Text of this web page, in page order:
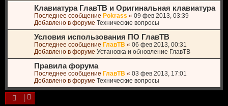
Клавиатура ГлавТВ и Оригинальная клавиатура
Последнее сообщение Pokrass « 09 фев 2013, 03:39
Добавлено в форуме Технические вопросы
Условия использования ПО ГлавТВ
Последнее сообщение ГлавТВ « 06 фев 2013, 00:31
Добавлено в форуме Установка и обновление ГлавТВ
Правила форума
Последнее сообщение ГлавТВ « 03 фев 2013, 17:01
Добавлено в форуме Технические вопросы